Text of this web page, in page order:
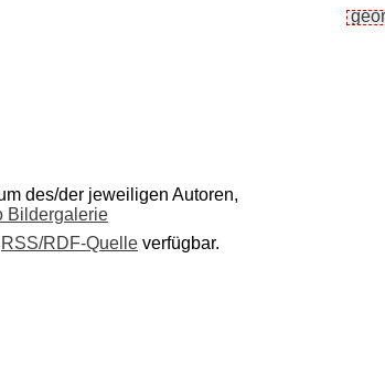
des/der jeweiligen Autoren,
Bildergalerie
RSS/RDF-Quelle verfügbar.